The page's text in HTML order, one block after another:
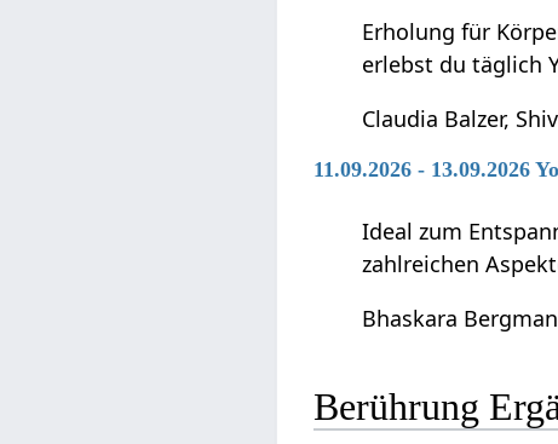
Erholung für
erlebst du täglich
Claudia Balzer,
11.09.2026 - 13.09.2026
Ideal zum
zahlreichen
Bhaskara